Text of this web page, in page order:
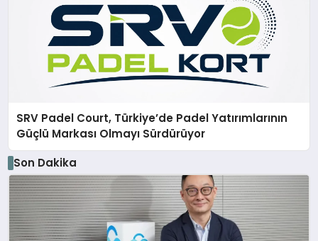
SRV Padel Court, Türkiye’de Padel Yatırımlarının
Güçlü Markası Olmayı Sürdürüyor
Son Dakika